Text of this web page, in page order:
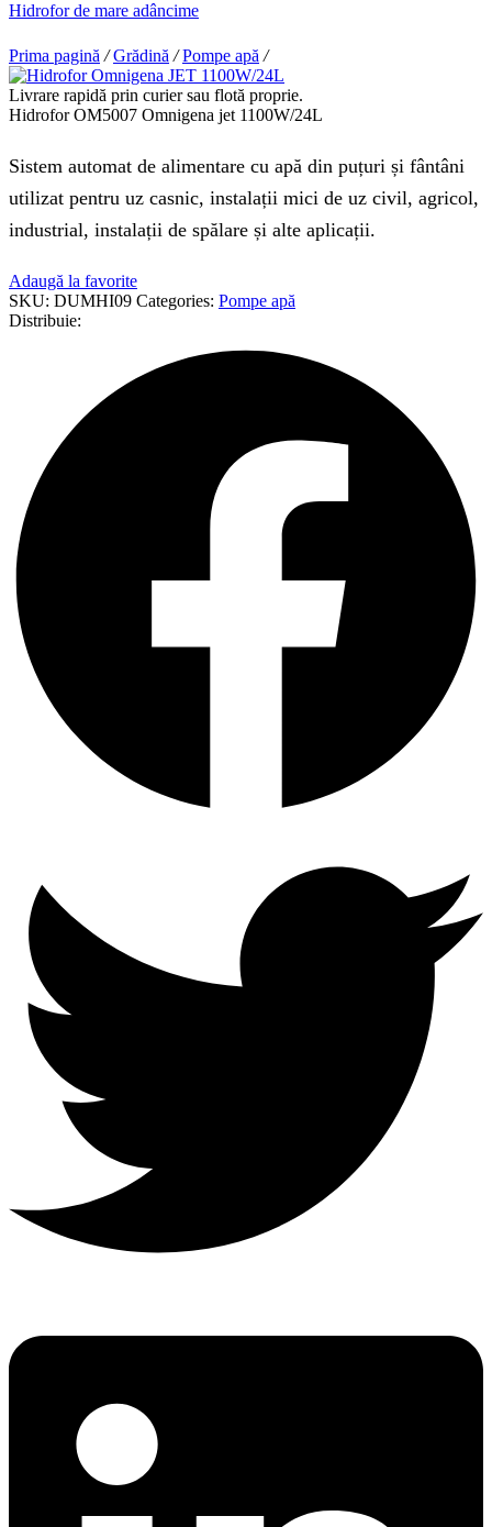
Hidrofor de mare adâncime
Prima pagină / Grădină / Pompe apă /
Livrare rapidă prin curier sau flotă proprie.
Hidrofor OM5007 Omnigena jet 1100W/24L
Sistem automat de alimentare cu apă din puțuri și fântâni
utilizat pentru uz casnic, instalații mici de uz civil, agricol,
industrial, instalații de spălare și alte aplicații.
Adaugă la favorite
SKU: DUMHI09 Categories: Pompe apă
Distribuie: